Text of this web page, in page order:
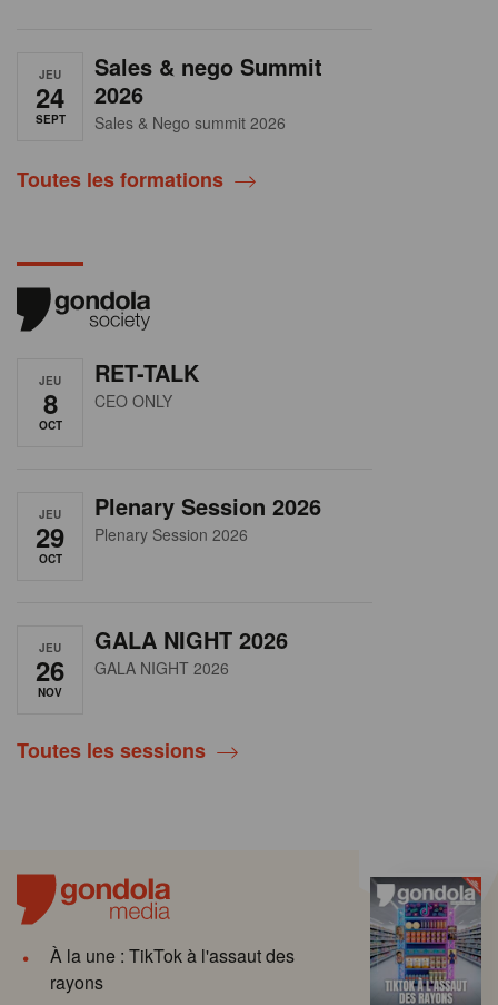
JEU
24
SEPT
Sales & nego Summit
2026
Sales & Nego summit 2026
Toutes les formations
JEU
8
OCT
RET-TALK
CEO ONLY
JEU
29
OCT
Plenary Session 2026
Plenary Session 2026
JEU
26
NOV
GALA NIGHT 2026
GALA NIGHT 2026
Toutes les sessions
À la une : TikTok à l'assaut des
rayons